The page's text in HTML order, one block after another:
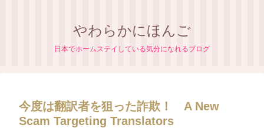
やわらかにほんご
日本でホームステイしている気分になれるブログ
今度は翻訳者を狙った詐欺！ A New
Scam Targeting Translators